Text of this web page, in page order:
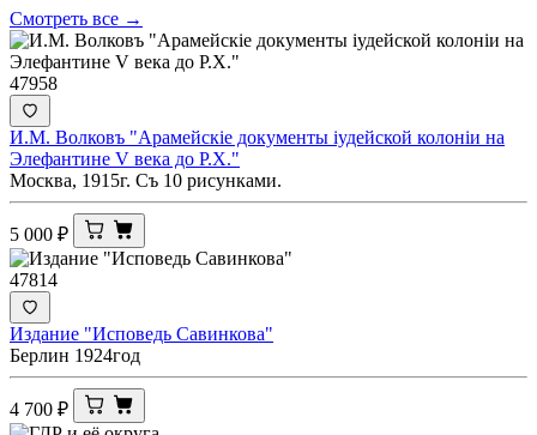
Смотреть все →
47958
И.М. Волковъ "Арамейскiе документы iудейской колонiи на
Элефантине V века до Р.Х."
Москва, 1915г. Съ 10 рисунками.
5 000 ₽
47814
Издание "Исповедь Савинкова"
Берлин 1924год
4 700 ₽